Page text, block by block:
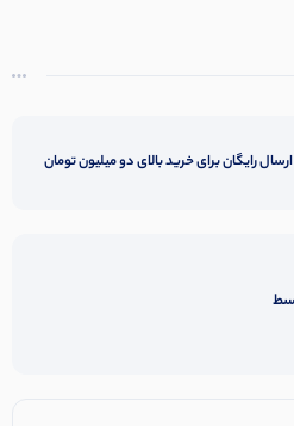
ارسال رایگان برای خرید بالای دو میلیون تومان